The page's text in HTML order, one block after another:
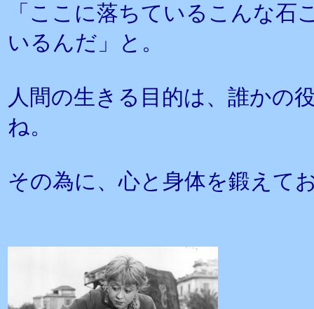
「ここに落ちているこんな
いるんだ」と。
人間の生きる目的は、誰かの
ね。
その為に、心と身体を鍛えて